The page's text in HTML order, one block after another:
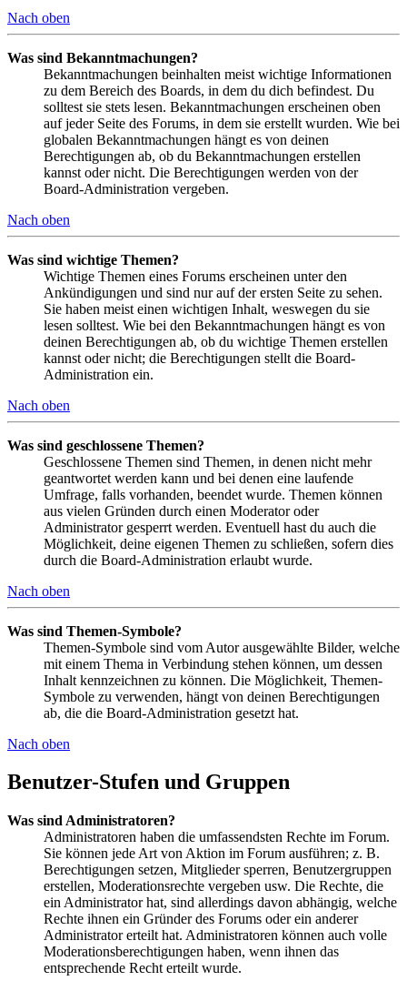
Nach oben
Was sind Bekanntmachungen?
Bekanntmachungen beinhalten meist wichtige Informationen
zu dem Bereich des Boards, in dem du dich befindest. Du
solltest sie stets lesen. Bekanntmachungen erscheinen oben
auf jeder Seite des Forums, in dem sie erstellt wurden. Wie bei
globalen Bekanntmachungen hängt es von deinen
Berechtigungen ab, ob du Bekanntmachungen erstellen
kannst oder nicht. Die Berechtigungen werden von der
Board-Administration vergeben.
Nach oben
Was sind wichtige Themen?
Wichtige Themen eines Forums erscheinen unter den
Ankündigungen und sind nur auf der ersten Seite zu sehen.
Sie haben meist einen wichtigen Inhalt, weswegen du sie
lesen solltest. Wie bei den Bekanntmachungen hängt es von
deinen Berechtigungen ab, ob du wichtige Themen erstellen
kannst oder nicht; die Berechtigungen stellt die Board-
Administration ein.
Nach oben
Was sind geschlossene Themen?
Geschlossene Themen sind Themen, in denen nicht mehr
geantwortet werden kann und bei denen eine laufende
Umfrage, falls vorhanden, beendet wurde. Themen können
aus vielen Gründen durch einen Moderator oder
Administrator gesperrt werden. Eventuell hast du auch die
Möglichkeit, deine eigenen Themen zu schließen, sofern dies
durch die Board-Administration erlaubt wurde.
Nach oben
Was sind Themen-Symbole?
Themen-Symbole sind vom Autor ausgewählte Bilder, welche
mit einem Thema in Verbindung stehen können, um dessen
Inhalt kennzeichnen zu können. Die Möglichkeit, Themen-
Symbole zu verwenden, hängt von deinen Berechtigungen
ab, die die Board-Administration gesetzt hat.
Nach oben
Benutzer-Stufen und Gruppen
Was sind Administratoren?
Administratoren haben die umfassendsten Rechte im Forum.
Sie können jede Art von Aktion im Forum ausführen; z. B.
Berechtigungen setzen, Mitglieder sperren, Benutzergruppen
erstellen, Moderationsrechte vergeben usw. Die Rechte, die
ein Administrator hat, sind allerdings davon abhängig, welche
Rechte ihnen ein Gründer des Forums oder ein anderer
Administrator erteilt hat. Administratoren können auch volle
Moderationsberechtigungen haben, wenn ihnen das
entsprechende Recht erteilt wurde.